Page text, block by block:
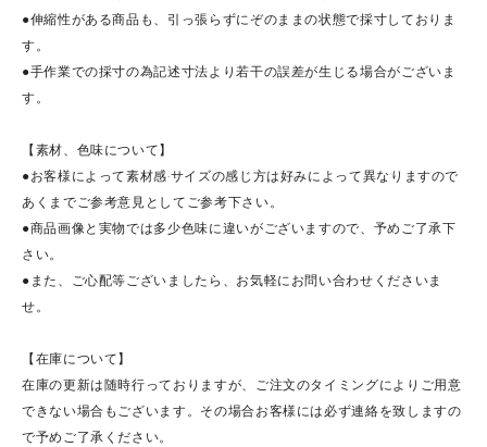
●伸縮性がある商品も、引っ張らずにぞのままの状態で採寸しておりま
す。
●手作業での採寸の為記述寸法より若干の誤差が生じる場合がございま
す。
【素材、色味について】
●お客様によって素材感·サイズの感じ方は好みによって異なりますので
あくまでご参考意見としてご参考下さい。
●商品画像と実物では多少色味に違いがございますので、予めご了承下
さい。
●また、ご心配等ございましたら、お気軽にお問い合わせくださいま
せ。
【在庫について】
在庫の更新は随時行っておりますが、ご注文のタイミングによりご用意
できない場合もございます。その場合お客様には必ず連絡を致しますの
で予めご了承ください。